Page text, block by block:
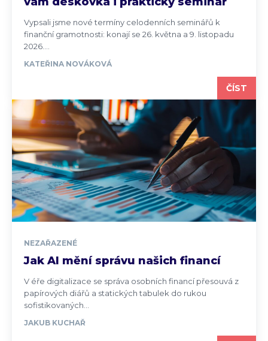
Vypsali jsme nové termíny celodenních seminářů k
finanční gramotnosti: konají se 26. května a 9. listopadu
2026....
KATEŘINA NOVÁKOVÁ
ČÍST
NEZAŘAZENÉ
Jak AI mění správu našich financí
V éře digitalizace se správa osobních financí přesouvá z
papírových diářů a statických tabulek do rukou
sofistikovaných...
JAKUB KUCHAŘ